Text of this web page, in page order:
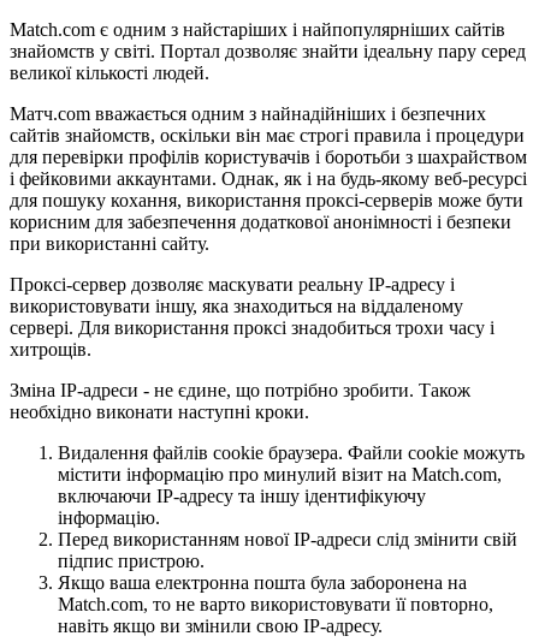
Match.com є одним з найстаріших і найпопулярніших сайтів
знайомств у світі. Портал дозволяє знайти ідеальну пару серед
великої кількості людей.
Матч.com вважається одним з найнадійніших і безпечних
сайтів знайомств, оскільки він має строгі правила і процедури
для перевірки профілів користувачів і боротьби з шахрайством
і фейковими аккаунтами. Однак, як і на будь-якому веб-ресурсі
для пошуку кохання, використання проксі-серверів може бути
корисним для забезпечення додаткової анонімності і безпеки
при використанні сайту.
Проксі-сервер дозволяє маскувати реальну IP-адресу і
використовувати іншу, яка знаходиться на віддаленому
сервері. Для використання проксі знадобиться трохи часу і
хитрощів.
Зміна IP-адреси - не єдине, що потрібно зробити. Також
необхідно виконати наступні кроки.
Видалення файлів cookie браузера. Файли cookie можуть
містити інформацію про минулий візит на Match.com,
включаючи IP-адресу та іншу ідентифікуючу
інформацію.
Перед використанням нової IP-адреси слід змінити свій
підпис пристрою.
Якщо ваша електронна пошта була заборонена на
Match.com, то не варто використовувати її повторно,
навіть якщо ви змінили свою IP-адресу.